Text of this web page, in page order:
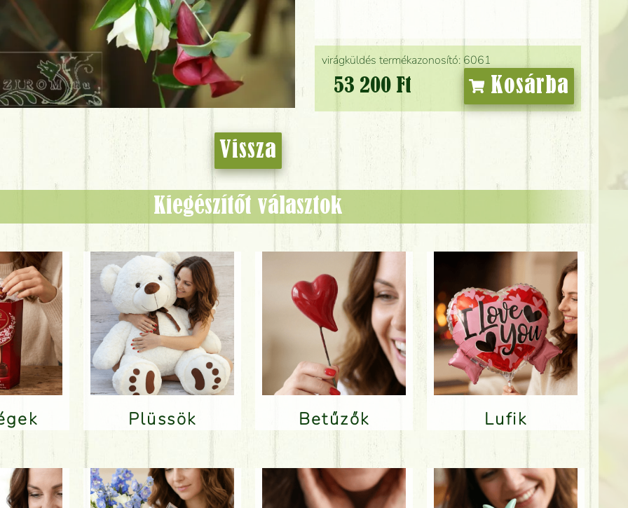
virágküldés termékazonosító: 6061
53 200 Ft Kosárba
Vissza
Kiegészítőt választok
Plüssök Betűzők Lufik